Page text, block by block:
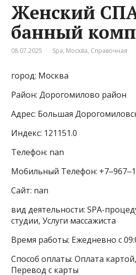
Женский
банный
08.07.2025 Spa, Москва, Справочная
город: Москва
Район: Дорогомилово район
Адрес: Большая
Индекс: 121151.0
Телефон: nan
Мобильный Телефон:
Сайт: nan
вид деятельности: SPA-
студии, Услуги массажиста
Время работы: Ежедневно с
Способ оплаты: Оплата
Перевод с карты